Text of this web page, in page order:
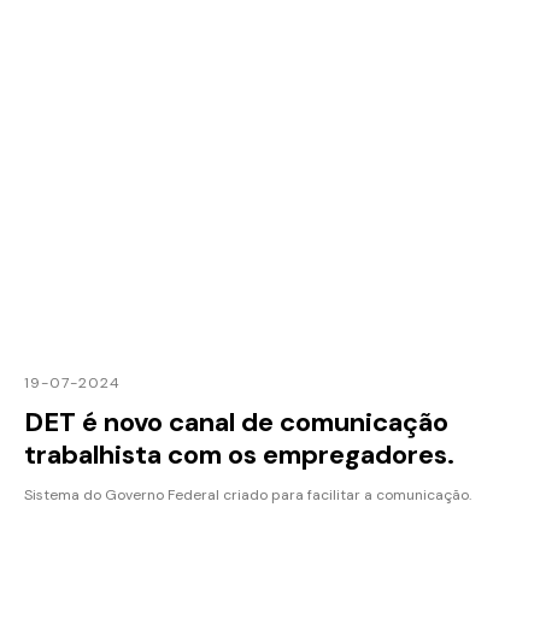
19-07-2024
DET é novo canal de comunicação
trabalhista com os empregadores.
Sistema do Governo Federal criado para facilitar a comunicação.